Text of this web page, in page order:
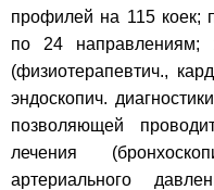
профилей на 115 коек;
по 24 направлениям;
(физиотерапевтич.,
эндоскопич.
позволяющей
лечения
артериального